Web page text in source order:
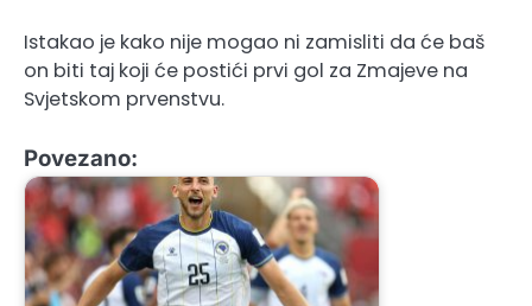
Istakao je kako nije mogao ni zamisliti da će baš
on biti taj koji će postići prvi gol za Zmajeve na
Svjetskom prvenstvu.
Povezano: